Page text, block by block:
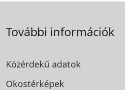
További információk
Közérdekű adatok
Okostérképek